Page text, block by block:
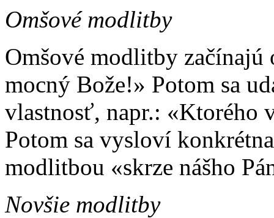
Omšové modlitby
Omšové modlitby začínajú
mocný Bože!» Potom sa
vlastnosť, napr.: «Ktorého
Potom sa vysloví
modlitbou «skrze nášho
Novšie modlitby